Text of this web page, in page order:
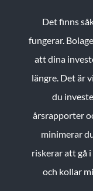
Det finns
fungerar.
att dina
längre. Det är
du
årsrapporter
minimerar
riskerar att gå
och kollar